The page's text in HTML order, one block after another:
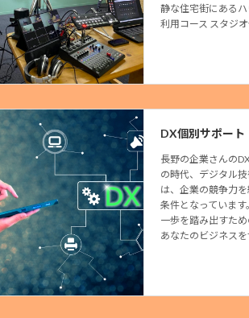
静な住宅街にある
利用コース スタジ
DX個別サポート
長野の企業さんの
の時代、デジタル
は、企業の競争力
条件となっていま
一歩を踏み出すため
あなたのビジネスを